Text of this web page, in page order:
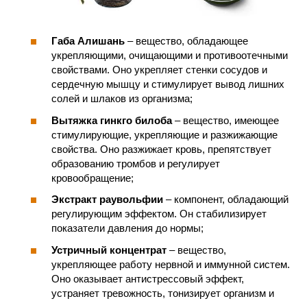
Габа Алишань – вещество, обладающее
укрепляющими, очищающими и противоотечными
свойствами. Оно укрепляет стенки сосудов и
сердечную мышцу и стимулирует вывод лишних
солей и шлаков из организма;
Вытяжка гинкго билоба– вещество, имеющее
стимулирующие, укрепляющие и разжижающие
свойства. Оно разжижает кровь, препятствует
образованию тромбов и регулирует
кровообращение;
Экстракт раувольфии – компонент, обладающий
регулирующим эффектом. Он стабилизирует
показатели давления до нормы;
Устричный концентрат – вещество,
укрепляющее работу нервной и иммунной систем.
Оно оказывает антистрессовый эффект,
устраняет тревожность, тонизирует организм и